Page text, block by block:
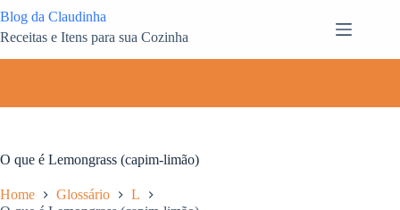
para
o
Blog da Claudinha
Receitas e Itens para sua Cozinha
O que é Lemongrass (capim-limão)
Home Glossário
L